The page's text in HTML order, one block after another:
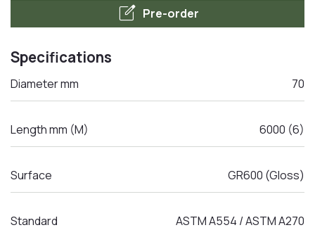
edit_square Pre-order
Specifications
Diameter mm 70
Length mm (M) 6000 (6)
Surface GR600 (Gloss)
Standard ASTM A554 / ASTM A270